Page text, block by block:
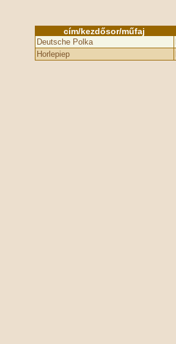
cím/kezdősor/műfaj
Deutsche Polka
Horlepiep